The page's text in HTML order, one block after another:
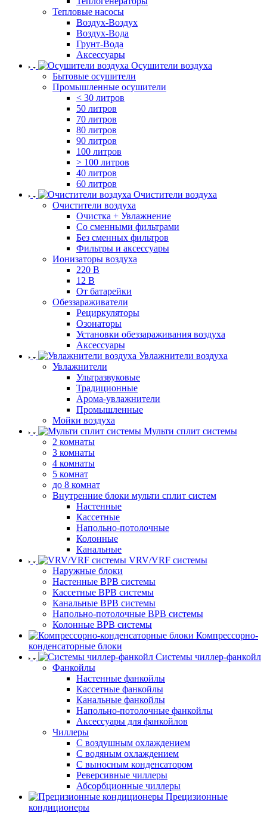
Тепловые насосы
Воздух-Воздух
Воздух-Вода
Грунт-Вода
Аксессуары
Осушители воздуха
Бытовые осушители
Промышленные осушители
< 30 литров
50 литров
70 литров
80 литров
90 литров
100 литров
> 100 литров
40 литров
60 литров
Очистители воздуха
Очистители воздуха
Очистка + Увлажнение
Cо сменными фильтрами
Без сменных фильтров
Фильтры и аксессуары
Ионизаторы воздуха
220 В
12 В
От батарейки
Обеззараживатели
Рециркуляторы
Озонаторы
Установки обеззараживания воздуха
Аксессуары
Увлажнители воздуха
Увлажнители
Ультразвуковые
Традиционные
Арома-увлажнители
Промышленные
Мойки воздуха
Мульти сплит системы
2 комнаты
3 комнаты
4 комнаты
5 комнат
до 8 комнат
Внутренние блоки мульти сплит систем
Настенные
Кассетные
Напольно-потолочные
Колонные
Канальные
VRV/VRF системы
Наружные блоки
Настенные ВРВ системы
Кассетные ВРВ системы
Канальные ВРВ системы
Напольно-потолочные ВРВ системы
Колонные ВРВ системы
Компрессорно-
конденсаторные блоки
Системы чиллер-фанкойл
Фанкойлы
Настенные фанкойлы
Кассетные фанкойлы
Канальные фанкойлы
Напольно-потолочные фанкойлы
Аксессуары для фанкойлов
Чиллеры
С воздушным охлаждением
С водяным охлаждением
С выносным конденсатором
Реверсивные чиллеры
Абсорбционные чиллеры
Прецизионные
кондиционеры